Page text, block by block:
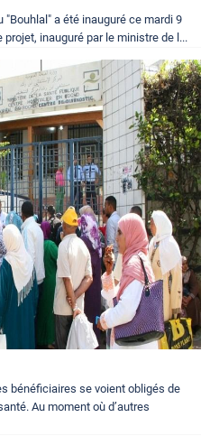
"Bouhlal" a été inauguré ce mardi 9
projet, inauguré par le ministre de l...
bénéficiaires se voient obligés de
Au moment où d’autres